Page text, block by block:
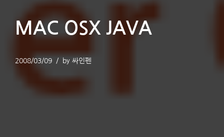
MAC OSX JAVA
2008/03/09 by 싸인펜